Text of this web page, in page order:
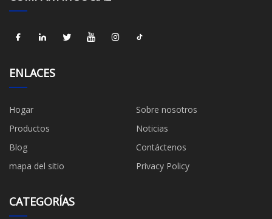
ENLACES
Hogar
Sobre nosotros
Productos
Noticias
Blog
Contáctenos
mapa del sitio
Privacy Policy
CATEGORÍAS